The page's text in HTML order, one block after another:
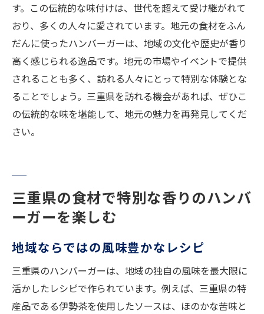
す。この伝統的な味付けは、世代を超えて受け継がれて
おり、多くの人々に愛されています。地元の食材をふん
だんに使ったハンバーガーは、地域の文化や歴史が香り
高く感じられる逸品です。地元の市場やイベントで提供
されることも多く、訪れる人々にとって特別な体験とな
ることでしょう。三重県を訪れる機会があれば、ぜひこ
の伝統的な味を堪能して、地元の魅力を再発見してくだ
さい。
三重県の食材で特別な香りのハンバ
ーガーを楽しむ
地域ならではの風味豊かなレシピ
三重県のハンバーガーは、地域の独自の風味を最大限に
活かしたレシピで作られています。例えば、三重県の特
産品である伊勢茶を使用したソースは、ほのかな苦味と